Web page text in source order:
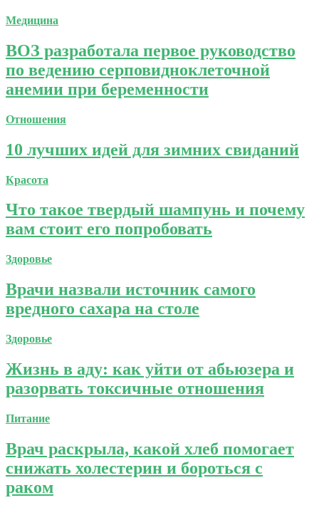
Медицина
ВОЗ разработала первое руководство
по ведению серповидноклеточной
анемии при беременности
Отношения
10 лучших идей для зимних свиданий
Красота
Что такое твердый шампунь и почему
вам стоит его попробовать
Здоровье
Врачи назвали источник самого
вредного сахара на столе
Здоровье
Жизнь в аду: как уйти от абьюзера и
разорвать токсичные отношения
Питание
Врач раскрыла, какой хлеб помогает
снижать холестерин и бороться с
раком